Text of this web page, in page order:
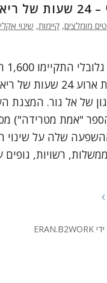
מומלצים, קיימות, שינוי
בישראל) במסגרת
של אל גור. המצגת
"אמת מטרידה")
שלה על שינוי
רשויות, גופים
ERAN.B2WORK